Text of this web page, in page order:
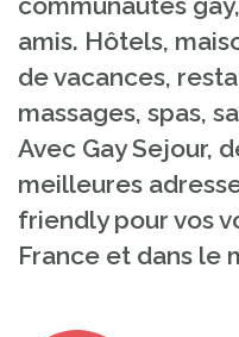
amis. Hôtels,
de vacances,
massages, spas,
Avec Gay Sejour,
meilleures
friendly pour vos
France et dans le